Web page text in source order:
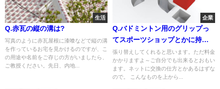
生活
Q.赤瓦の縦の溝は?
写真のように赤瓦屋根に漆喰などで縦の溝
を作っているお宅を見かけるのですが、こ
の用途や名前をご存じの方がいましたら、
ご教授ください。先日、内地...
企業
Q.バドミントン用のグリップっ
てスポーツショップとかに持っ
ていったら、やってくれるんで
すかね？？ 持つところが黒くな
ってて！！
張り替えしてくれると思います。ただ料金
かかりますよ～ご自分でも出来るとおもい
ます。ネットに交換の仕方とかあるはずな
ので。 こんなものを上から...